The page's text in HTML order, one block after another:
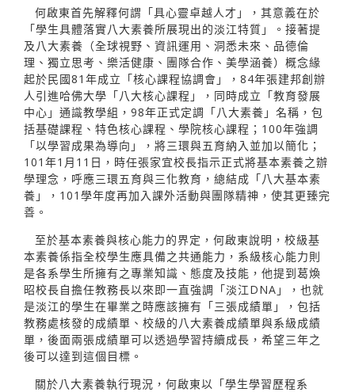
何啟東首先解釋何謂「具心靈卓越人才」，其意義在於
「學生具體落實八大素養所展現出的淡江特質」。接著提
及八大素養（全球視野、資訊運用、洞悉未來、品德倫
理、獨立思考、樂活健康、團隊合作、美學涵養）概念緣
起於民國81年成立「核心課程協調會」，84年張建邦創辦
人引進哈佛大學「八大核心課程」，同時成立「教育發展
中心」通識教學組，98年正式定調「八大素養」名稱，包
括基礎課程、特色核心課程、學院核心課程；100年強調
「以學習成果為導向」，將三環與五育納入並加以簡化；
101年1月11日，時任張家宜校長指示正式將基本素養之辦
學理念，呼應三環五育與三化教育，總結成「八大基本素
養」，101學年度再加入課外活動與團隊精神，使其更臻完
善。
至於基本素養與核心能力的界定，何啟東說明，校級基
本素養係指全校學生應具備之共通能力，系級核心能力則
是各系學生所擁有之專業知識、態度及技能，他提到葛煥
昭校長自擔任教務長以來即一直強調「淡江DNA」，也就
是淡江的學生在畢業之時應該擁有「三張成績單」，包括
教務處核發的成績單、校級的八大素養成績單與系級成績
單，後面兩張成績單可以透過學習持續成長，希望三年之
後可以達到這個目標。
關於八大素養執行現況，何啟東以「學生學習歷程系